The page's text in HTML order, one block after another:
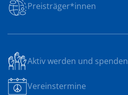
Preisträger*innen
Aktiv werden und spenden
Vereinstermine